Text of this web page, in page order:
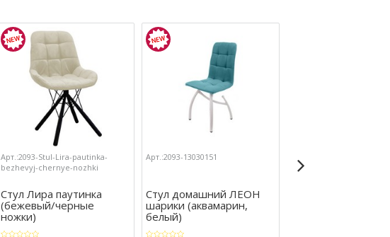
Арт.:2093-Stul-Lira-pautinka-
bezhevyj-chernye-nozhki
Стул Лира паутинка
(бежевый/черные
ножки)
Арт.:2093-13030151
Стул домашний ЛЕОН
шарики (аквамарин,
белый)
akvamarin-belye-nozhki